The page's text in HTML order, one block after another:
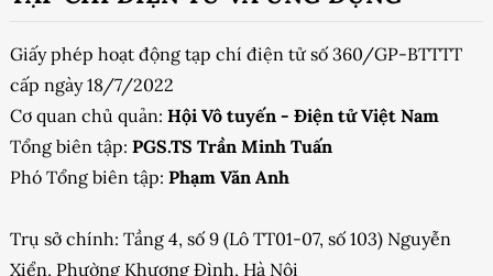
Giấy phép hoạt động tạp chí điện tử số 360/GP-BTTTT
cấp ngày 18/7/2022
Cơ quan chủ quản: Hội Vô tuyến - Điện tử Việt Nam
Tổng biên tập: PGS.TS Trần Minh Tuấn
Phó Tổng biên tập: Phạm Văn Anh
Trụ sở chính: Tầng 4, số 9 (Lô TT01-07, số 103) Nguyễn
Xiển, Phường Khương Đình, Hà Nội